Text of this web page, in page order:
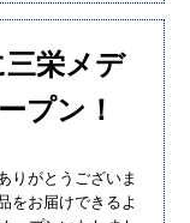
栄メデ
プン！
りがとうございま
をお届けできるよ